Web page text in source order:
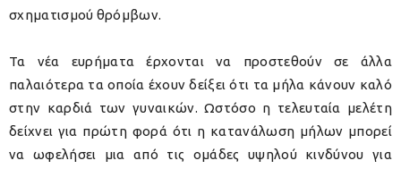
σχηματισμού θρόμβων.
Τα νέα ευρήματα έρχονται να προστεθούν σε άλλα
παλαιότερα τα οποία έχουν δείξει ότι τα μήλα κάνουν καλό
στην καρδιά των γυναικών. Ωστόσο η τελευταία μελέτη
δείχνει για πρώτη φορά ότι η κατανάλωση μήλων μπορεί
να ωφελήσει μια από τις ομάδες υψηλού κινδύνου για